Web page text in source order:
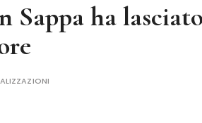
Sappa ha